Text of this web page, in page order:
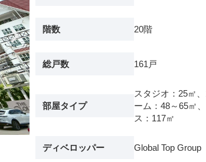
階数 20階
総戸数 161戸
部屋タイプ
スタジオ：25㎡
ーム：48～65㎡
ス：117㎡
ディベロッパー Global Top Group